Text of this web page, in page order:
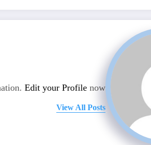
Edit your Profile now.
View All Posts